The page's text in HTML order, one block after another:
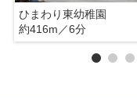
ひまわり東幼稚園
約416m／6分